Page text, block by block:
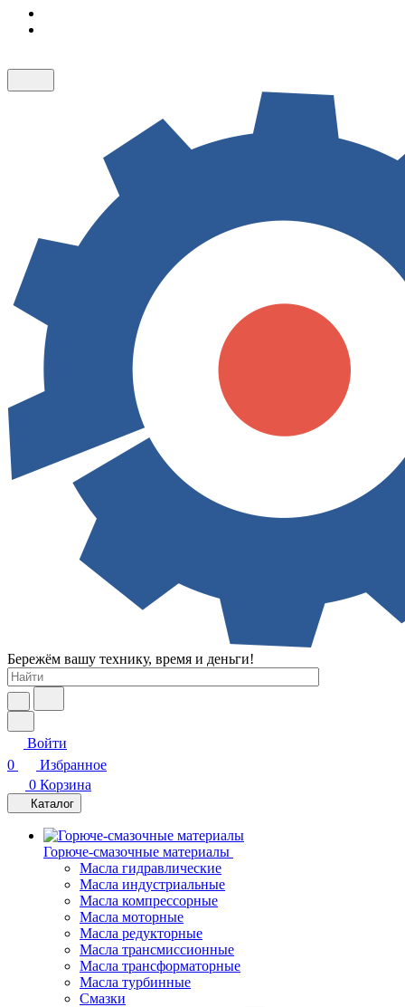
Бережём вашу технику, время и деньги!
Войти
0
Избранное
0 Корзина
Каталог
Горюче-смазочные материалы
Масла гидравлические
Масла индустриальные
Масла компрессорные
Масла моторные
Масла редукторные
Масла трансмиссионные
Масла трансформаторные
Масла турбинные
Смазки